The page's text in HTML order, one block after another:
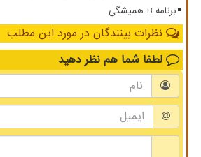
برنامه B همیشگی
نظرات بینندگان در مورد این مطلب
لطفا شما هم نظر دهید